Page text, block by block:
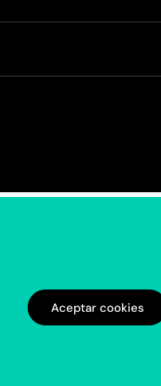
Aceptar cookies